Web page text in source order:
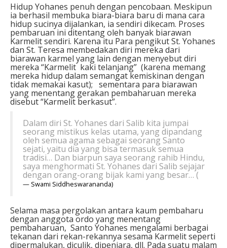
Hidup Yohanes penuh dengan pencobaan. Meskipun
ia berhasil membuka biara-biara baru di mana cara
hidup sucinya dijalankan, ia sendiri dikecam. Proses
pembaruan ini ditentang oleh banyak biarawan
Karmelit sendiri. Karena itu Para pengikut St. Yohanes
dan St. Teresa membedakan diri mereka dari
biarawan karmel yang lain dengan menyebut diri
mereka “Karmelit kaki telanjang” (karena memang
mereka hidup dalam semangat kemiskinan dengan
tidak memakai kasut); sementara para biarawan
yang menentang gerakan pembaharuan mereka
disebut “Karmelit berkasut”.
Dalam diri St. Yohanes dari Salib kita jumpai
seorang mistikus kelas utama, yang dipandang
oleh semua agama sebagai seorang Santo
sejati, yaitu dia yang bisa termasuk semua
tradisi… Dan biarpun saya seorang rahib Hindu,
saya menghormati St. Yohanes dari Salib sejajar
dengan orang-orang bijak kami yang besar… (
Swami Sid­dheswarananda)
Selama masa pergolakan antara kaum pembaharu
dengan anggota ordo yang menentang
pembaharuan, Santo Yohanes mengalami berbagai
tekanan dari rekan-rekannya sesama Karmelit seperti
dipermalukan, diculik, dipenjara, dll. Pada suatu malam